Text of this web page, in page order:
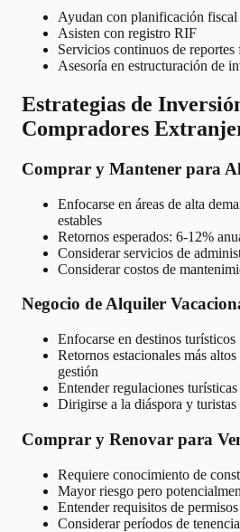
Ayudan con planificación
Asisten con registro RIF
Servicios continuos de reportes
Asesoría en estructuración de
Estrategias de
Compradores
Comprar y Mantener para
Enfocarse en áreas de alta
estables
Retornos esperados: 6-12%
Considerar servicios de
Considerar costos de
Negocio de Alquiler
Enfocarse en destinos turísticos
Retornos estacionales más
gestión
Entender regulaciones
Dirigirse a la diáspora y turistas
Comprar y Renovar para
Requiere conocimiento de
Mayor riesgo pero
Entender requisitos de
Considerar períodos de